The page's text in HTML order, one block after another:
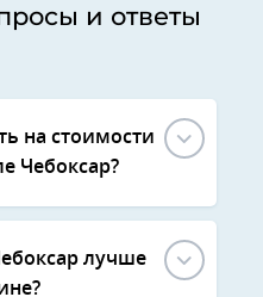
и ответы
на стоимости
Чебоксар?
лучше